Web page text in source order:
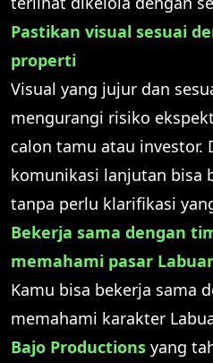
Pastikan visual sesuai
properti
Visual yang jujur dan
mengurangi risiko
calon tamu atau investor.
komunikasi lanjutan bisa
tanpa perlu klarifikasi
Bekerja sama dengan
memahami pasar
Kamu bisa bekerja sama
memahami karakter
Bajo Productions yang